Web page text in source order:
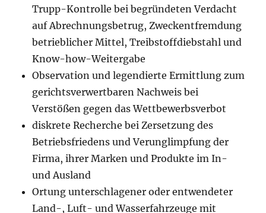
Trupp-Kontrolle bei begründeten Verdacht
auf Abrechnungsbetrug, Zweckentfremdung
betrieblicher Mittel, Treibstoffdiebstahl und
Know-how-Weitergabe
Observation und legendierte Ermittlung zum
gerichtsverwertbaren Nachweis bei
Verstößen gegen das Wettbewerbsverbot
diskrete Recherche bei Zersetzung des
Betriebsfriedens und Verunglimpfung der
Firma, ihrer Marken und Produkte im In-
und Ausland
Ortung unterschlagener oder entwendeter
Land-, Luft- und Wasserfahrzeuge mit